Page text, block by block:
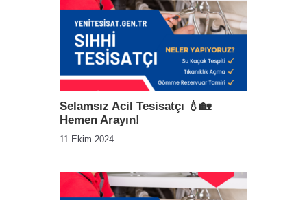
Selamsız Acil Tesisatçı 💧🏡
Hemen Arayın!
11 Ekim 2024